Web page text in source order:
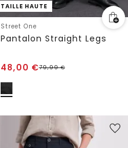
TAILLE HAUTE
Street One
Pantalon Straight Legs
48,00 €79,99€